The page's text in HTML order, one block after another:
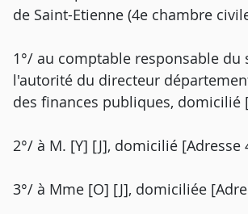
de Saint-Etienne (4e chambre
1°/ au comptable responsable
l'autorité du directeur
des finances publiques, domicilié
2°/ à M. [Y] [J], domicilié [Adresse
3°/ à Mme [O] [J], domiciliée